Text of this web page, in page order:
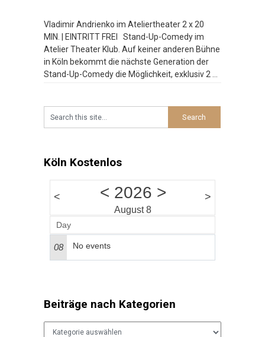
Vladimir Andrienko im Ateliertheater 2 x 20
MIN. | EINTRITT FREI Stand-Up-Comedy im
Atelier Theater Klub. Auf keiner anderen Bühne
in Köln bekommt die nächste Generation der
Stand-Up-Comedy die Möglichkeit, exklusiv 2 x
Köln Kostenlos
< < 2026 >
August 8
>
Day
08 No events
Beiträge nach Kategorien